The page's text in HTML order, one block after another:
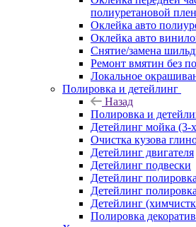
полиуретановой
Оклейка авто
Оклейка авто
Снятие/замена
Ремонт вмятин без
Локальное
Полировка и детейлинг
Назад
Полировка и
Детейлинг мойка (3-
Очистка кузова
Детейлинг двигателя
Детейлинг подвески
Детейлинг
Детейлинг полировка
Детейлинг
Полировка